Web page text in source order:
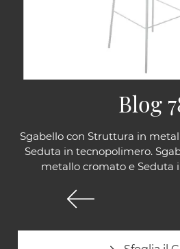
Sgabello con Struttura in
Seduta in tecnopolimero.
metallo cromato e Seduta
Blog